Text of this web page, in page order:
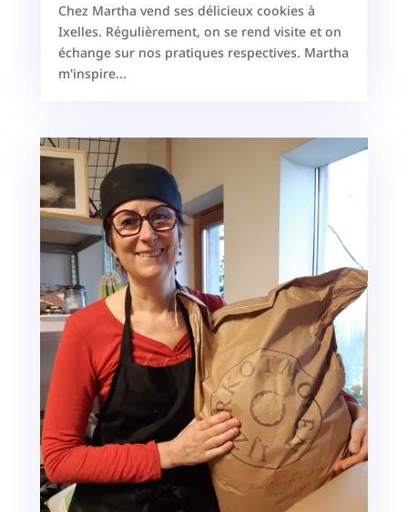
Chez Martha vend ses délicieux cookies à
Ixelles. Régulièrement, on se rend visite et on
échange sur nos pratiques respectives. Martha
m'inspire...